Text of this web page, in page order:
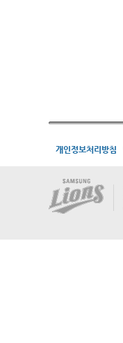
개인정보처리방침